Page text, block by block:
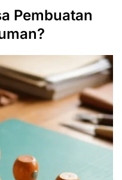
Pembuatan